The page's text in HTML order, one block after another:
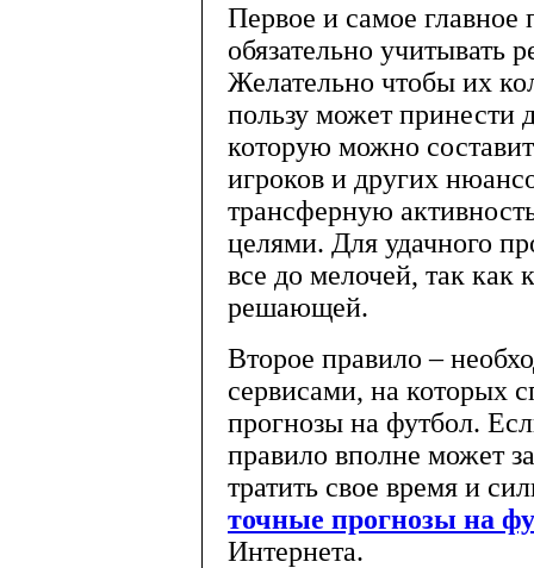
Первое и самое главное
обязательно учитывать
Желательно чтобы их
пользу может принести
которую можно
игроков и других
трансферную
целями. Для удачного
все до мелочей, так как
решающей.
Второе правило –
сервисами, на которых
прогнозы на футбол.
правило вполне может
тратить свое время и
точные прогнозы на
Интернета.